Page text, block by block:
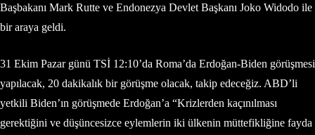
Başbakanı Mark Rutte ve Endonezya Devlet Başkanı Joko Widodo ile
bir araya geldi.
31 Ekim Pazar günü TSİ 12:10’da Roma’da Erdoğan-Biden görüşmesi
yapılacak, 20 dakikalık bir görüşme olacak, takip edeceğiz. ABD’li
yetkili Biden’ın görüşmede Erdoğan’a “Krizlerden kaçınılması
gerektiğini ve düşüncesizce eylemlerin iki ülkenin müttefikliğine fayda